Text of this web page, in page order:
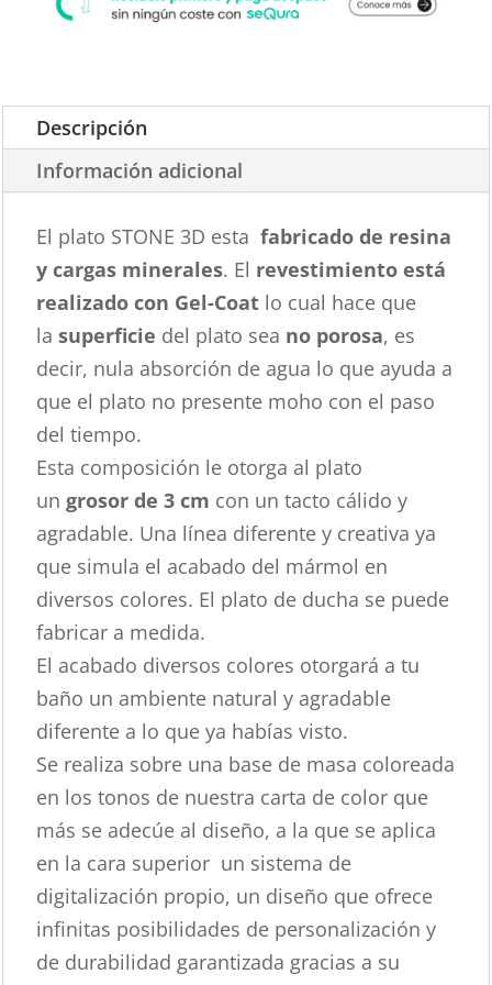
Descripción
Información adicional
El plato STONE 3D estafabricado de resina
y cargas minerales. El revestimiento está
realizado con Gel-Coat lo cual hace que
lasuperficie del plato sea no porosa, es
decir, nula absorción de agua lo que ayuda a
que el plato no presente moho con el paso
del tiempo.
Esta composición le otorga al plato
un grosor de 3 cm con un tacto cálido y
agradable. Una línea diferente y creativa ya
que simula el acabado del mármol en
diversos colores. El plato de ducha se puede
fabricar a medida.
El acabado diversos colores otorgará a tu
baño un ambiente natural y agradable
diferente a lo que ya habías visto.
Se realiza sobre una base de masa coloreada
en los tonos de nuestra carta de color que
más se adecúe al diseño, a la que se aplica
en la cara superior un sistema de
digitalización propio, un diseño que ofrece
infinitas posibilidades de personalización y
de durabilidad garantizada gracias a su